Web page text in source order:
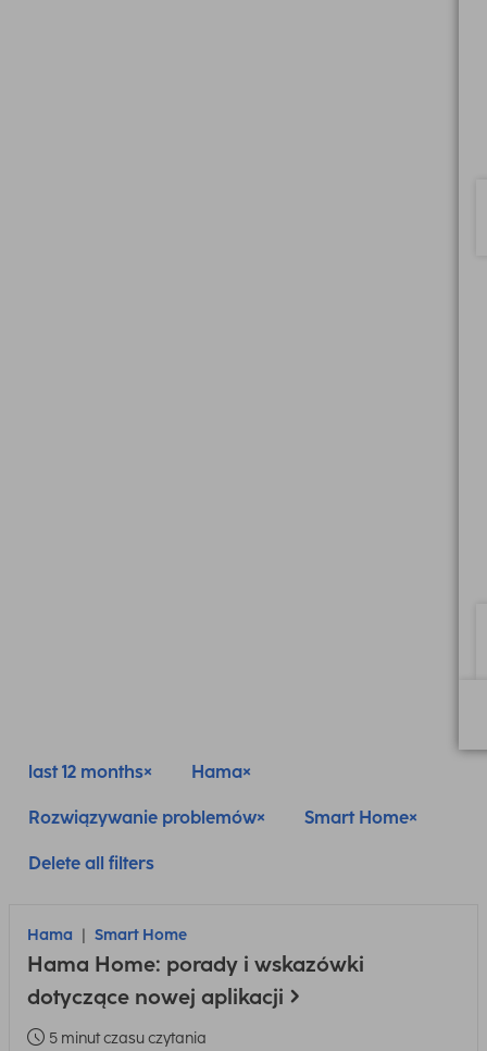
last 12 months Hama
Rozwiązywanie problemów Smart Home
Delete all filters
Hama Smart Home
Hama Home: porady i wskazówki
dotyczące nowej aplikacji
5 minut czasu czytania